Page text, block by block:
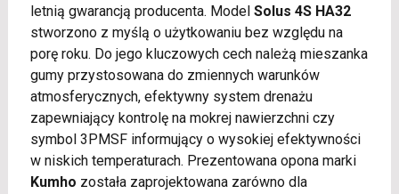
letnią gwarancją producenta. Model Solus 4S HA32
stworzono z myślą o użytkowaniu bez względu na
porę roku. Do jego kluczowych cech należą mieszanka
gumy przystosowana do zmiennych warunków
atmosferycznych, efektywny system drenażu
zapewniający kontrolę na mokrej nawierzchni czy
symbol 3PMSF informujący o wysokiej efektywności
w niskich temperaturach. Prezentowana opona marki
Kumho została zaprojektowana zarówno dla